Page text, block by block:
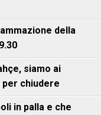
della
siamo ai
chiudere
in palla e che